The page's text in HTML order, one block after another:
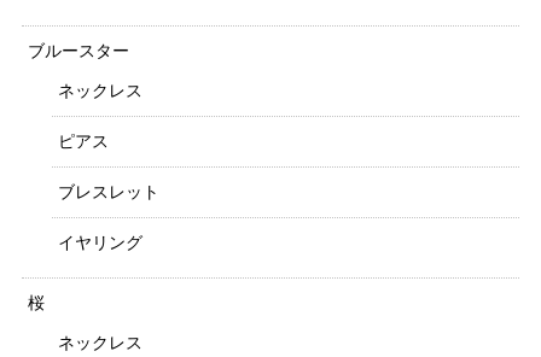
ブルースター
ネックレス
ピアス
ブレスレット
イヤリング
桜
ネックレス